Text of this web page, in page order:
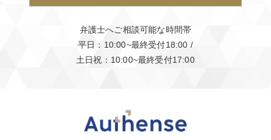
弁護士へご相談可能な時間帯
平日：10:00~最終受付18:00 /
土日祝：10:00~最終受付17:00